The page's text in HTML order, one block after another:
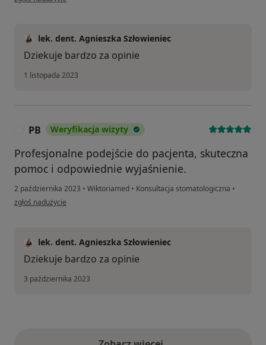
lek. dent. Agnieszka Szłowieniec
Dziekuje bardzo za opinie
1 listopada 2023
PB Weryfikacja wizyty
Profesjonalne podejście do pacjenta, skuteczna
pomoc i odpowiednie wyjaśnienie.
2 października 2023 • Wiktoriamed • Konsultacja stomatologiczna •
w opinii użytkownika PB
zgłoś nadużycie
lek. dent. Agnieszka Szłowieniec
Dziekuje bardzo za opinie
3 października 2023